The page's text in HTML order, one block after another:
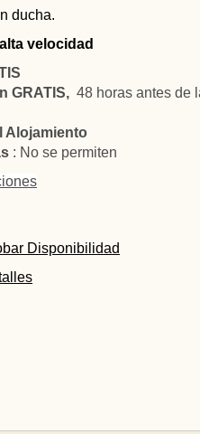
ducha.
velocidad
GRATIS, 48 horas antes de
Alojamiento
: No se permiten
Disponibilidad